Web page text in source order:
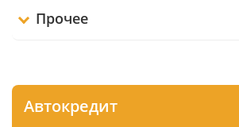
Прочее
Автокредит